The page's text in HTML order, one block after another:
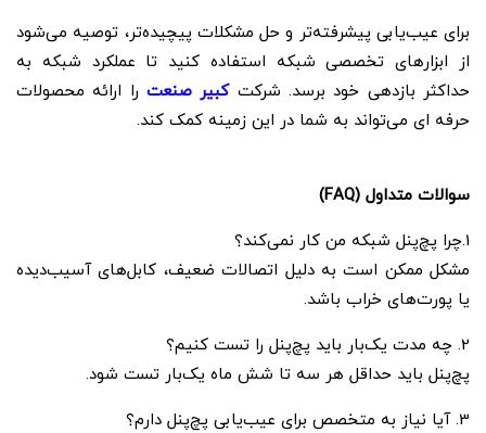
برای عیب‌یابی پیشرفته‌تر و حل مشکلات پیچیده‌تر، توصیه می‌شود
از ابزارهای تخصصی شبکه استفاده کنید تا عملکرد شبکه به
حداکثر بازدهی خود برسد. شرکتکبیر صنعت را ارائه محصولات
حرفه ای می‌تواند به شما در این زمینه کمک کند.
سوالات متداول (FAQ)
1.چرا پچ‌پنل شبکه من کار نمی‌کند؟
مشکل ممکن است به دلیل اتصالات ضعیف، کابل‌های آسیب‌دیده
یا پورت‌های خراب باشد.
2. چه مدت یک‌بار باید پچ‌پنل را تست کنیم؟
پچ‌پنل باید حداقل هر سه تا شش ماه یک‌بار تست شود.
3. آیا نیاز به متخصص برای عیب‌یابی پچ‌پنل دارم؟